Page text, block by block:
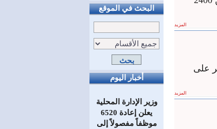
البحث في الموقع
أخبار اليوم
وزير الإدارة المحلية
يعلن إعادة 6520
موظفاً مفصولاً إلى
المزيد
بعد أن استقر على
المزيد